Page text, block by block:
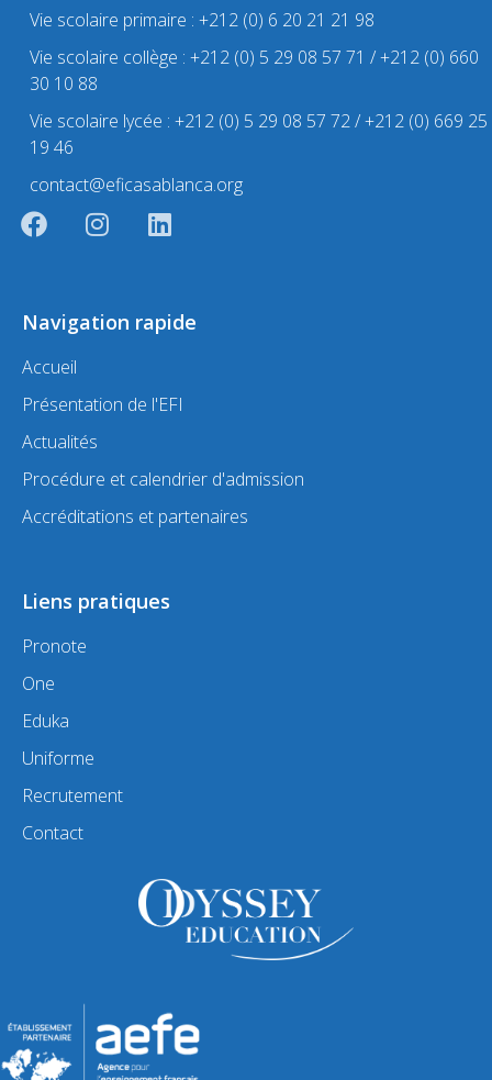
Vie scolaire primaire : +212 (0) 6 20 21 21 98
Vie scolaire collège : +212 (0) 5 29 08 57 71 / +212 (0) 660
30 10 88
Vie scolaire lycée : +212 (0) 5 29 08 57 72 / +212 (0) 669 25
19 46
contact@eficasablanca.org
Navigation rapide
Accueil
Présentation de l'EFI
Actualités
Procédure et calendrier d'admission
Accréditations et partenaires
Liens pratiques
Pronote
One
Eduka
Uniforme
Recrutement
Contact